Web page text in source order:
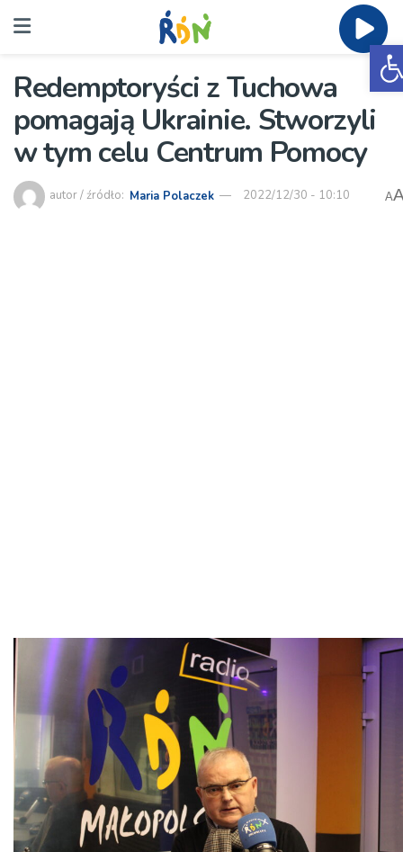
Redemptoryści z Tuchowa
pomagają Ukrainie. Stworzyli
w tym celu Centrum Pomocy
autor / źródło: Maria Polaczek 2022/12/30 - 10:10 A